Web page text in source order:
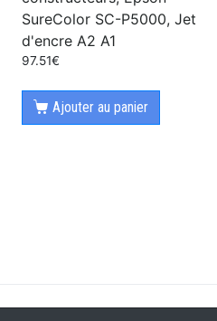
SureColor SC-P5000, Jet
d'encre A2 A1
97.51€
Ajouter au panier